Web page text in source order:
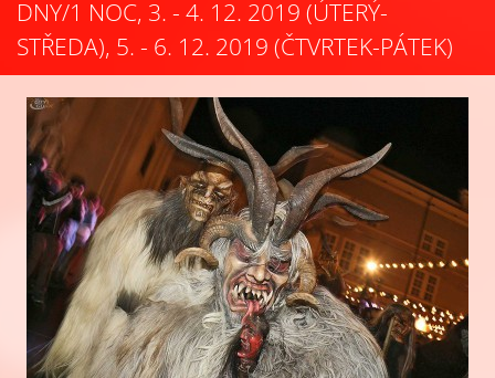
DNY/1 NOC, 3. - 4. 12. 2019 (ÚTERÝ-
STŘEDA), 5. - 6. 12. 2019 (ČTVRTEK-PÁTEK)